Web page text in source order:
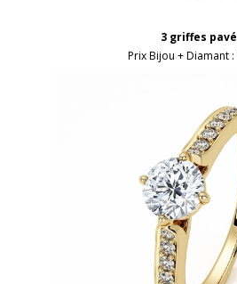
3 griffes pavé
Prix Bijou + Diamant :